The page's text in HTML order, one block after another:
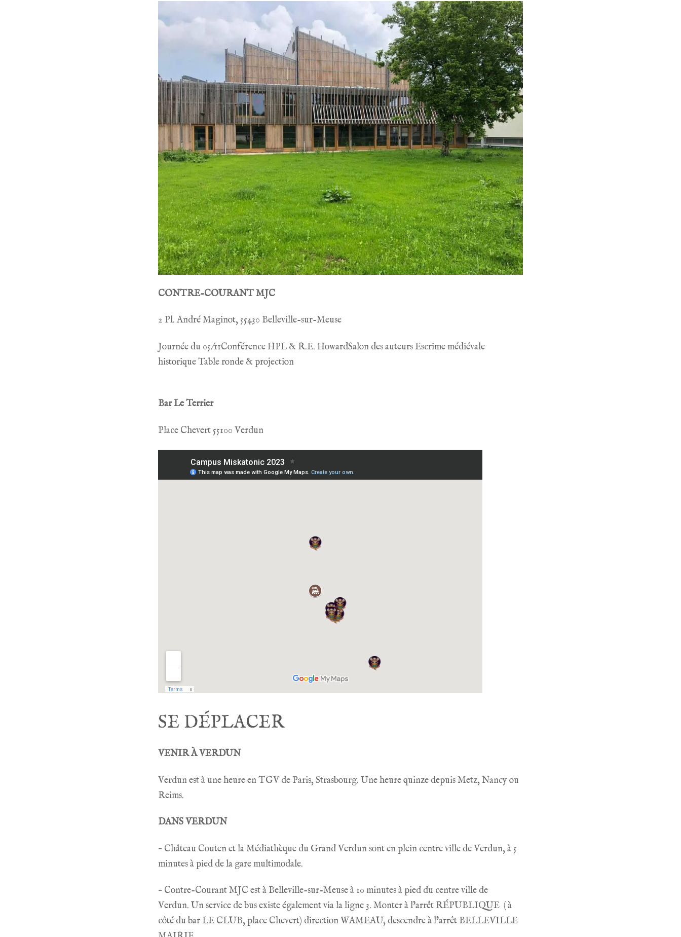
CONTRE-COURANT MJC
2 Pl. André Maginot, 55430 Belleville-sur-Meuse
Journée du 05/11Conférence HPL & R.E. HowardSalon des auteurs Escrime médiévale
historique Table ronde & projection
Bar Le Terrier
Place Chevert 55100 Verdun
SE DÉPLACER
VENIR À VERDUN
Verdun est à une heure en TGV de Paris, Strasbourg. Une heure quinze depuis Metz, Nancy ou
Reims.
DANS VERDUN
– Château Couten et la Médiathèque du Grand Verdun sont en plein centre ville de Verdun, à 5
minutes à pied de la gare multimodale.
– Contre-Courant MJC est à Belleville-sur-Meuse à 10 minutes à pied du centre ville de
Verdun. Un service de bus existe également via la ligne 3. Monter à l’arrêt RÉPUBLIQUE ( à
côté du bar LE CLUB, place Chevert) direction WAMEAU, descendre à l’arrêt BELLEVILLE